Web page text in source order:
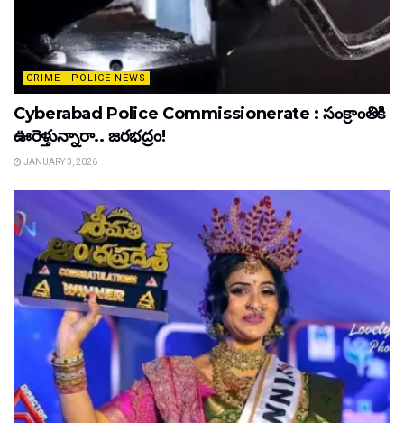
CRIME - POLICE NEWS
Cyberabad Police Commissionerate : సంక్రాంతికి
ఊరెళ్తున్నారా.. జరభద్రం!
JANUARY 3, 2026